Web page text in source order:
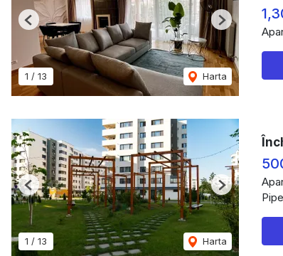
1 / 13 Harta
Previous Next
1 / 13 Harta
Previous Next